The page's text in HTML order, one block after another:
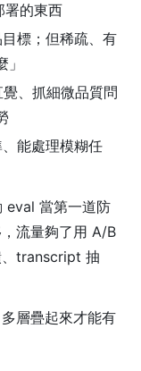
署的東西
標；但稀疏、有
、抓細微品質問
能處理模糊任
eval 當第一道防
流量夠了用 A/B
、transcript 抽
層疊起來才能有